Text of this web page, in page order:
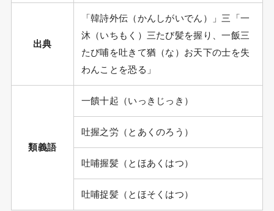
出典
「韓詩外伝（かんしがいでん）」三「一
沐（いちもく）三たび髪を握り、一飯三
たび哺を吐きて猶（な）お天下の士を失
わんことを恐る」
類義語
一饋十起（いっきじっき）
吐握之労（とあくのろう）
吐哺握髪（とほあくはつ）
吐哺捉髪（とほそくはつ）